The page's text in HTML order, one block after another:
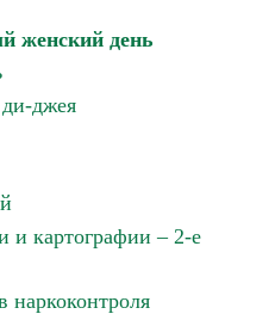
женский день
джея
и картографии – 2-е
наркоконтроля